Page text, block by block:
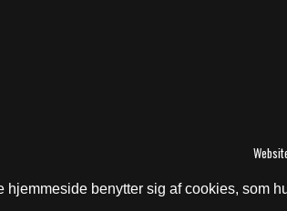
hjemmeside benytter sig af cookies, som